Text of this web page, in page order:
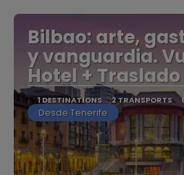
Bilbao: arte,
y vanguardia.
Hotel + Traslado
1 DESTINATIONS 2 TRANSPORTS
Desde Tenerife